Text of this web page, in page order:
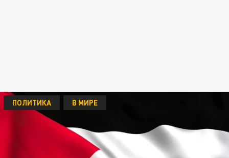
ПОЛИТИКА В МИРЕ